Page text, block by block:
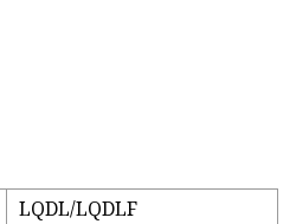
LQDL/LQDLF